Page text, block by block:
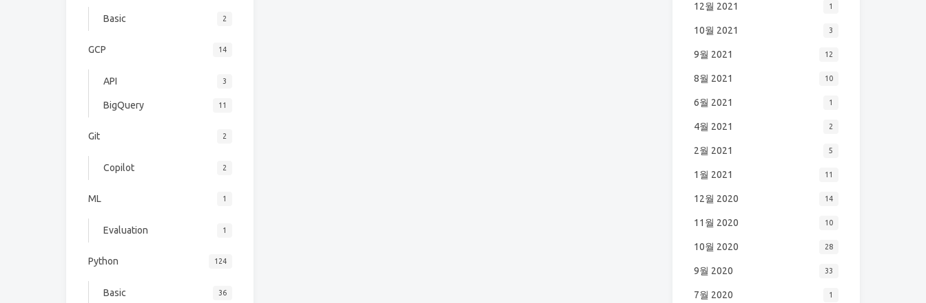
Basic 2
GCP 14
API 3
BigQuery 11
Git 2
Copilot 2
ML 1
Evaluation 1
Python 124
Basic 36
12월 2021 1
10월 2021 3
9월 2021 12
8월 2021 10
6월 2021 1
4월 2021 2
2월 2021 5
1월 2021 11
12월 2020 14
11월 2020 10
10월 2020 28
9월 2020 33
7월 2020 1